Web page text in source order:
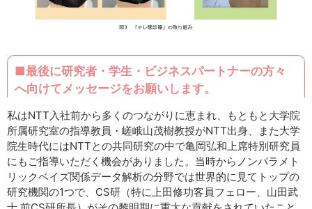
■最後に研究者・学生・ビジネスパートナーの方々
へ向けてメッセージをお願いします。
私はNTT入社前から多くのつながりに恵まれ、もともと大学院
所属研究室の指導教員・嵯峨山茂樹教授がNTT出身、また大学
院生時代にはNTTとの共同研究の中で亀岡弘和上席特別研究員
にもご指導いただく機会がありました。当時からノンパラメト
リックベイズ関係データ解析の分野では世界的に見てトップの
研究機関の1つで、CS研（特に上田修功客員フェロー、山田武